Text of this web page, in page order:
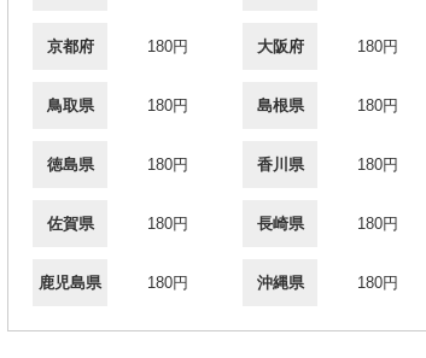
京都府 180円 大阪府 180円
鳥取県 180円 島根県 180円
徳島県 180円 香川県 180円
佐賀県 180円 長崎県 180円
鹿児島県 180円 沖縄県 180円